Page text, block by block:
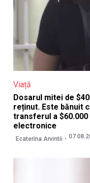
Viață
Dosarul mitei de
reținut. Este bănuit
transferul a
electronice
Ecaterina Arvintii